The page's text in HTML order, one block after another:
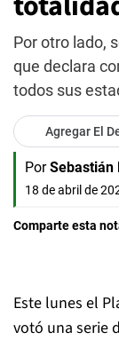
Por otro lado,
que declara
todos sus
Agregar El
Por Sebastián
18 de abril de
Comparte esta
Este lunes el
votó una serie